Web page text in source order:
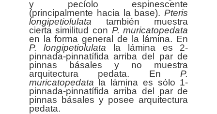
y pecíolo espinescente
(principalmente hacia la base).Pteris
longipetiolulata también muestra
cierta similitud con P. muricatopedata
en la forma general de la lámina. En
P. longipetiolulata la lámina es 2-
pinnada-pinnatífida arriba del par de
pinnas básales y no muestra
arquitectura pedata. EnP.
muricatopedata la lámina es sólo 1-
pinnada-pinnatífida arriba del par de
pinnas básales y posee arquitectura
pedata.